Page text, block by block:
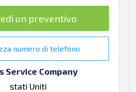
un preventivo
numero di telefono
Service Company
stati Uniti